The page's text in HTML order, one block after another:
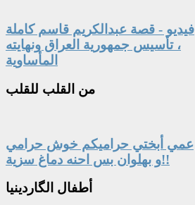
فيديو - قصة عبدالكريم قاسم كاملة
، تأسيس جمهورية العراق ونهايته
المأساوية
من القلب للقلب
عمي أبختي حراميكم خوش حرامي
و بهلوان بس احنه دماغ سزية!!
أطفال الگاردينيا